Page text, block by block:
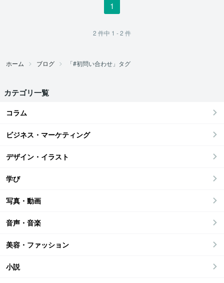
1
2 件中 1 - 2 件
ホーム ブログ 「#初問い合わせ」タグ
カテゴリ一覧
コラム
ビジネス・マーケティング
デザイン・イラスト
学び
写真・動画
音声・音楽
美容・ファッション
小説